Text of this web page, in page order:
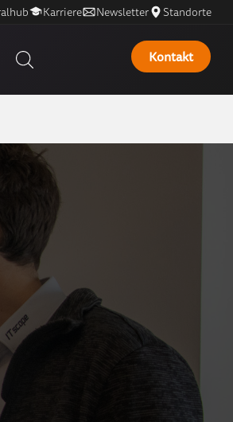
Karriere Newsletter Standorte
Kontakt